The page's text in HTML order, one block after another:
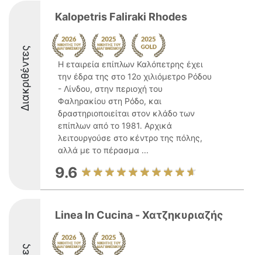
Διακριθέντες
Kalopetris Faliraki Rhodes
Η εταιρεία επίπλων Καλόπετρης έχει
την έδρα της στο 12ο χιλιόμετρο Ρόδου
- Λίνδου, στην περιοχή του
Φαληρακίου στη Ρόδο, και
δραστηριοποιείται στον κλάδο των
επίπλων από το 1981. Αρχικά
λειτουργούσε στο κέντρο της πόλης,
αλλά με το πέρασμα ...
9.6
Linea In Cucina - Χατζηκυριαζής